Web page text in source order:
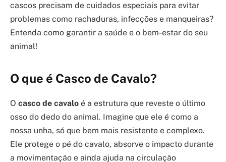
cascos precisam de cuidados especiais para evitar
problemas como rachaduras, infecções e manqueiras?
Entenda como garantir a saúde e o bem-estar do seu
animal!
O que é Casco de Cavalo?
O casco de cavalo é a estrutura que reveste o último
osso do dedo do animal. Imagine que ele é como a
nossa unha, só que bem mais resistente e complexo.
Ele protege o pé do cavalo, absorve o impacto durante
a movimentação e ainda ajuda na circulação